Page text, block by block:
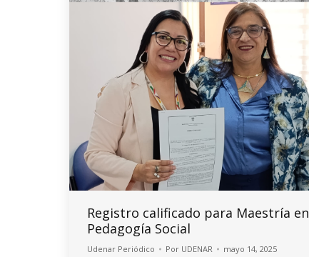
Registro calificado para Maestría en
Pedagogía Social
Udenar Periódico Por UDENAR mayo 14, 2025